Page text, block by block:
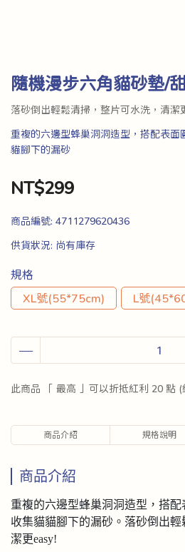
隨機漫步六角貓砂墊/
落砂倒出輕鬆清掃，整片可水洗，清潔
重複的六邊型蜂巢洞洞造型，搭配表面
貓腳下的漏砂
NT$299
商品編號: 4711279620436
供貨狀況: 尚有庫存
規格
XL號(55*75cm)
L號
此商品 「 最高 」可以折抵紅利 20 點 (
商品介紹 規格說明
商品介紹
重複的六邊型蜂巢洞洞造型，搭
收集貓貓腳下的漏砂。落砂倒出
潔更easy!